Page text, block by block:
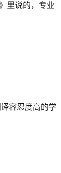
里说的，专业
容忍度高的学